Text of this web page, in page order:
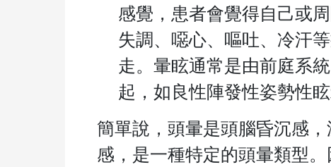
感覺，患者會覺得自己或
失調、噁心、嘔吐、冷汗
走。暈眩通常是由前庭系
起，如良性陣發性姿勢性
簡單說，頭暈是頭腦昏沉感
感，是一種特定的頭暈類型